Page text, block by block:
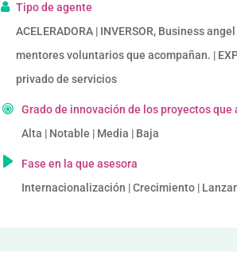
Tipo de agente
ACELERADORA | INVERSOR, Business
mentores voluntarios que acompañan. |
privado de servicios
Grado de innovación de los proyectos que
Alta | Notable | Media | Baja
Fase en la que asesora
Internacionalización | Crecimiento |